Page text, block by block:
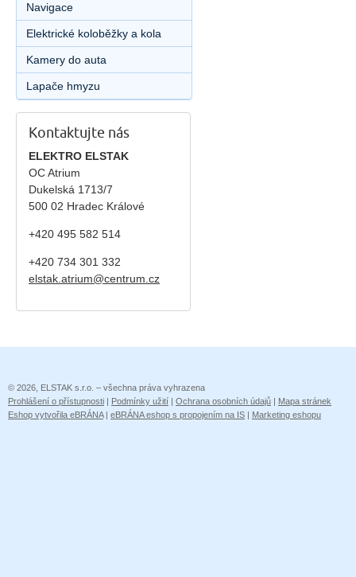
Navigace
Elektrické koloběžky a kola
Kamery do auta
Lapače hmyzu
Kontaktujte nás
ELEKTRO ELSTAK
OC Atrium
Dukelská 1713/7
500 02 Hradec Králové
+420 495 582 514
+420 734 301 332
elstak.atrium@centrum.cz
© 2026, ELSTAK s.r.o. – všechna práva vyhrazena
Prohlášení o přístupnosti | Podmínky užití | Ochrana osobních údajů | Mapa stránek
Eshop vytvořila eBRÁNA| eBRÁNA eshop s propojením na IS | Marketing eshopu